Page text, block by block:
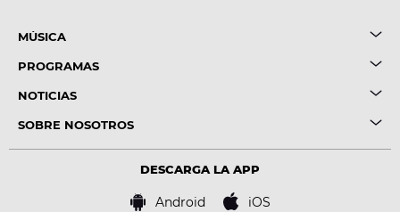
MÚSICA
PROGRAMAS
NOTICIAS
SOBRE NOSOTROS
DESCARGA LA APP
Android iOS